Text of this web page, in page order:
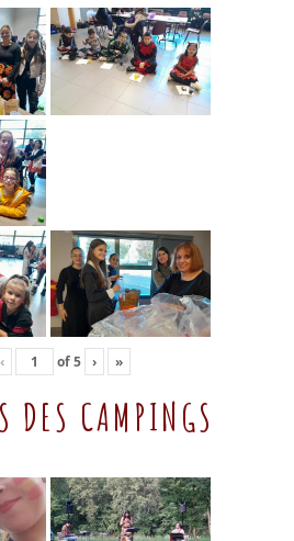
‹ of5 › »
DES CAMPINGS